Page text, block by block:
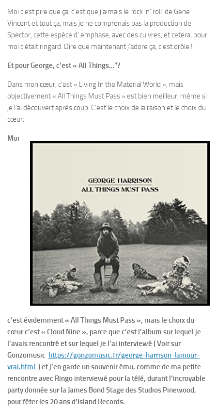
Moi c’est pire que ça, c’est que j’aimais le rock ‘n’ roll de Gene
Vincent et tout ça, mais je ne comprenais pas la production de
Spector, cette espèce d’ emphase, avec des cuivres, et cetera, pour
moi c’était ringard. Dire que maintenant j’adore ça, c’est drôle !
Et pour George, c’est « All Things…”?
Dans mon cœur, c’est « Living In the Material World », mais
objectivement « All Things Must Pass » est bien meilleur, même si
je l’ai découvert après coup. C’est le choix de la raison et le choix du
cœur.
Moi
c’est évidemment « All Things Must Pass », mais le choix du
cœur c’est « Cloud Nine », parce que c’est l’album sur lequel je
l’avais rencontré et sur lequel je l’ai interviewé ( Voir sur
Gonzomusic https://gonzomusic.fr/george-harrison-lamour-
vrai.html ) et j’en garde un souvenir ému, comme de ma petite
rencontre avec Ringo interviewé pour la télé, durant l’incroyable
party donnée sur la James Bond Stage des Studios Pinewood,
pour fêter les 20 ans d’Island Records.